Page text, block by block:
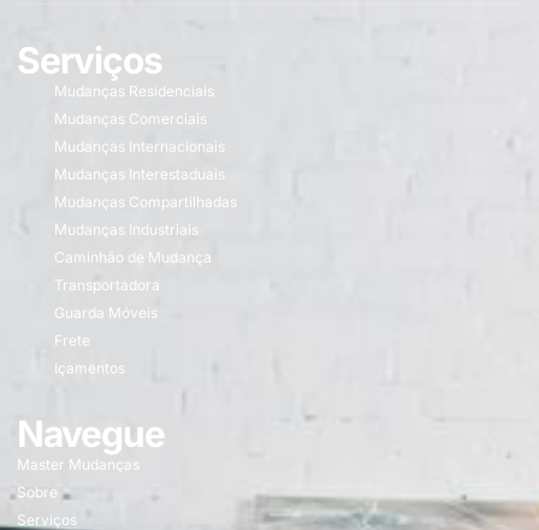
Serviços
Mudanças Residenciais
Mudanças Comerciais
Mudanças Internacionais
Mudanças Interestaduais
Mudanças Compartilhadas
Mudanças Industriais
Caminhão de Mudança
Transportadora
Guarda Móveis
Frete
Içamentos
Navegue
Master Mudanças
Sobre
Serviços